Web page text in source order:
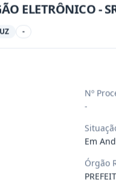
DE PRODUTOS
DE CREDENCIAMENTO
ELETRÔNICO -
-
Nº
-
Em
Órgão